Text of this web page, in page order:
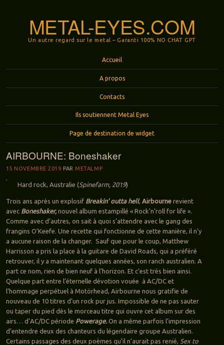
METAL-EYES.COM
Un autre regard sur le metal – Garanti 100% NO CHAT GPT
Accueil
A propos
Contacts
Ils soutiennent Metal Eyes
Page de destination de widget
AIRBOURNE: Boneshaker
15 NOVEMBRE 2019 PAR METALMP
Hard rock, Australie (Spinefarm, 2019)
Trois ans après un explosif Breakin’ outta hell, Airbournerevient
avec Boneshaker,nouvel album estampillé « Rock’n’roll for life ».
Comme avec d’autres, on sait à quoi s’attendre avec le gang des
frangins O’Keefe. Une recette qui fonctionne de cette manière, il n’y
a aucune raison de la changer. Sauf que pour le coup, Matthew
Harrisson a pris la place à la guitare de David Roads, qui a préféré
retrouver, il y a maintenant quelques années, son ranch australien. A
part ce nom, rien de bien neuf à l’horizon. Et c’est très bien ainsi.
Quelque part entre l’éternelle dévotion vouée à AC/DC et
l’hommage perpétuel à Motörhead, Airbourne nous gratifie de
nouveau de 10 titres d’un rock pur jus. Impossible de ne pas sauter
ou taper du pied dès le morceau titre qui ouvre cet album sur des
airs… d’AC/DC période Powerage.On a même parfois l’impression
d’entendre deux des chanteurs du légendaire groupe Australien.
Certains passages des deux poèmes qu’il n’aurait pas renié, Sex to